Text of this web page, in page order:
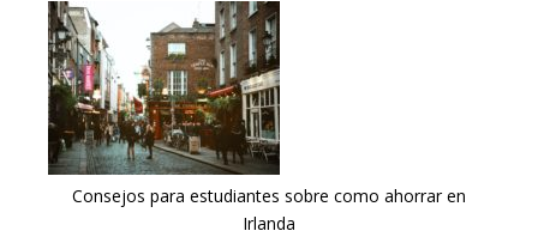
Consejos para estudiantes sobre como ahorrar en
Irlanda